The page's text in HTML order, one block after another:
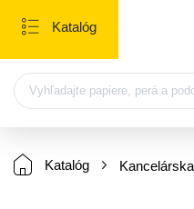
Katalóg
Katalóg